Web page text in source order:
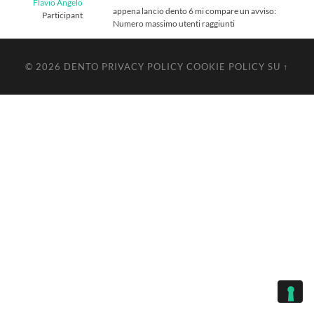
Flavio Angelo
Participant
appena lancio dento 6 mi compare un avviso:
Numero massimo utenti raggiunti
© 2026 DENTO PRIVACY POLICY COOKIE POLICY SU ↑